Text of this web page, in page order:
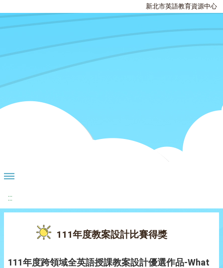
新北市英語教育資源中心
:::
111年度教案設計比賽得獎
111年度跨領域全英語授課教案設計優選作品-What